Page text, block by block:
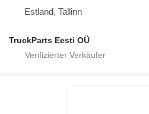
Estland, Tallinn
TruckParts Eesti OÜ